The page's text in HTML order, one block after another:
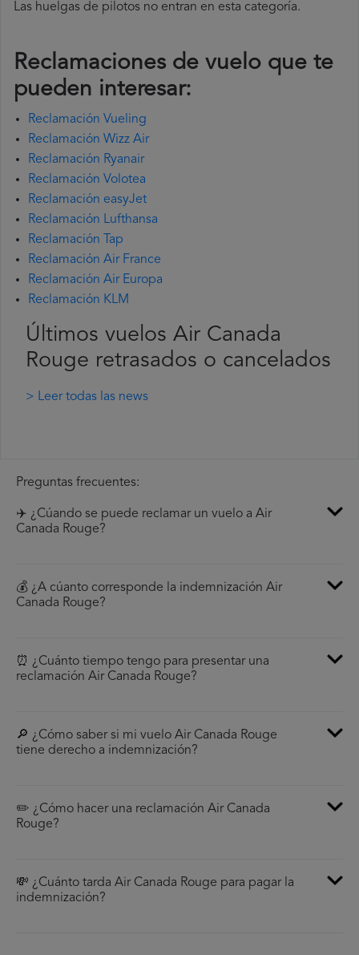
Las huelgas de pilotos no entran en esta categoría.
Reclamaciones de vuelo que te
pueden interesar:
Reclamación Vueling
Reclamación Wizz Air
Reclamación Ryanair
Reclamación Volotea
Reclamación easyJet
Reclamación Lufthansa
Reclamación Tap
Reclamación Air France
Reclamación Air Europa
Reclamación KLM
Últimos vuelos Air Canada
Rouge retrasados o cancelados
> Leer todas las news
Preguntas frecuentes:
✈️ ¿Cúando se puede reclamar un vuelo a Air
Canada Rouge?
💰 ¿A cúanto corresponde la indemnización Air
Canada Rouge?
⏰ ¿Cuánto tiempo tengo para presentar una
reclamación Air Canada Rouge?
🔎 ¿Cómo saber si mi vuelo Air Canada Rouge
tiene derecho a indemnización?
✏️ ¿Cómo hacer una reclamación Air Canada
Rouge?
💸 ¿Cuánto tarda Air Canada Rouge para pagar la
indemnización?